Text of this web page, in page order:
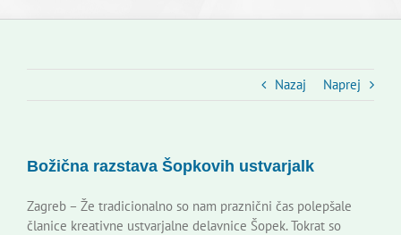
Novice
Kontakti
Nazaj Naprej
Božična razstava Šopkovih ustvarjalk
Zagreb – Že tradicionalno so nam praznični čas polepšale
članice kreativne ustvarjalne delavnice Šopek. Tokrat so